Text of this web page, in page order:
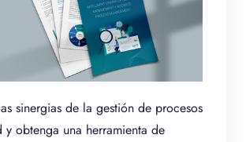
sinergias de la gestión de procesos
obtenga una herramienta de